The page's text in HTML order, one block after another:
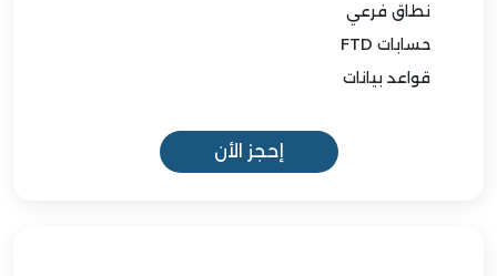
نطاق فرعي
حسابات FTD
قواعد بيانات
إحجز الأن